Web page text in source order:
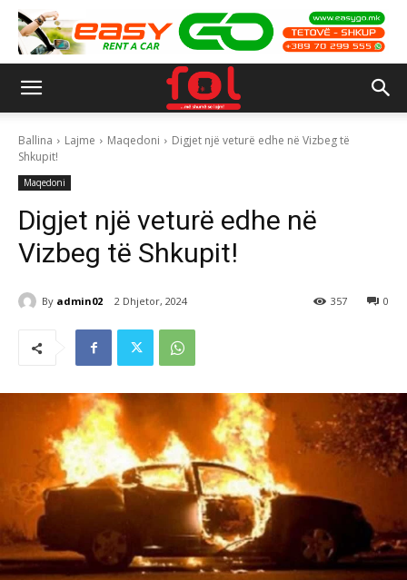
Ballina Lajme Maqedoni
Digjet një veturë edhe në Vizbeg të
Shkupit!
Maqedoni
Digjet një veturë edhe në
Vizbeg të Shkupit!
By admin02 2 Dhjetor, 2024 0
357